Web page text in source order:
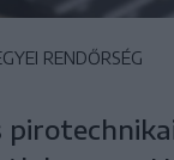
RENDŐRSÉG